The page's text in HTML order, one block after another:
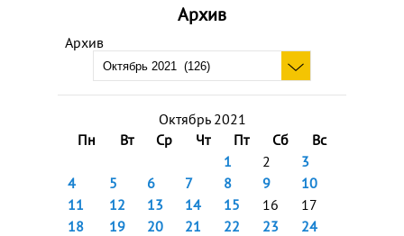
Архив
Архив
Октябрь 2021
Пн
Вт Ср Чт Пт Сб
Вс
1
2
3
4
5 6 7 8 9
10
11
12 13 14 15 16
17
18
19 20 21 22 23
24